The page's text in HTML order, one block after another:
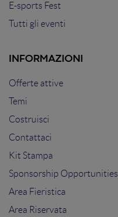
E-sports Fest
Tutti gli eventi
INFORMAZIONI
Offerte attive
Temi
Costruisci
Contattaci
Kit Stampa
Sponsorship Opportunities
Area Fieristica
Area Riservata